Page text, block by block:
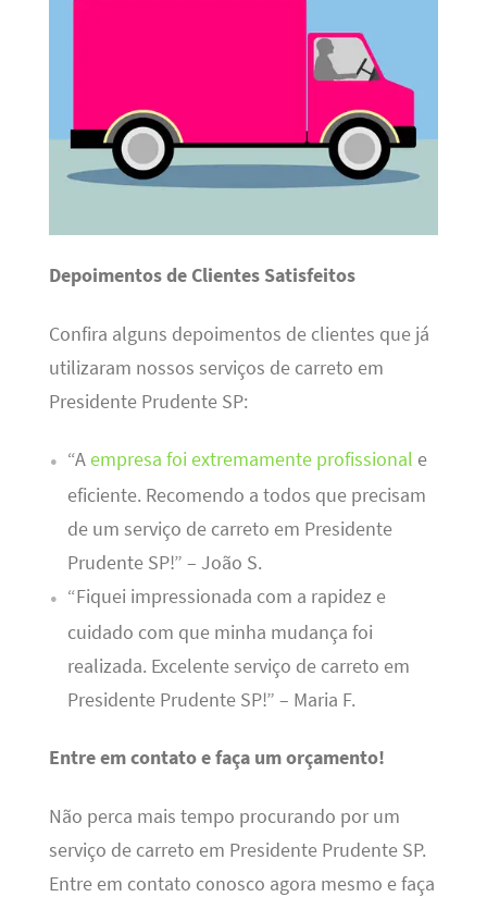
Depoimentos de Clientes Satisfeitos
Confira alguns depoimentos de clientes que já
utilizaram nossos serviços de carreto em
Presidente Prudente SP:
“Aempresa foi extremamente profissional e
eficiente. Recomendo a todos que precisam
de um serviço de carreto em Presidente
Prudente SP!” – João S.
“Fiquei impressionada com a rapidez e
cuidado com que minha mudança foi
realizada. Excelente serviço de carreto em
Presidente Prudente SP!” – Maria F.
Entre em contato e faça um orçamento!
Não perca mais tempo procurando por um
serviço de carreto em Presidente Prudente SP.
Entre em contato conosco agora mesmo e faça